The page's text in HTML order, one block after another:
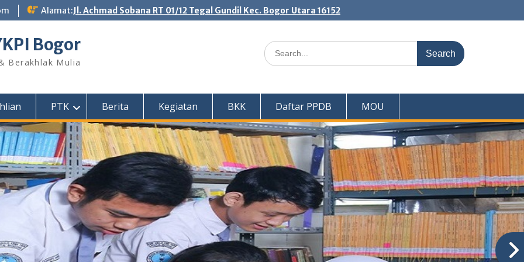
Alamat:Jl. Achmad Sobana RT 01/12 Tegal Gundil Kec. Bogor Utara 16152
Bogor
Berakhlak Mulia
Search
for:
PTK Berita Kegiatan BKK Daftar PPDB MOU